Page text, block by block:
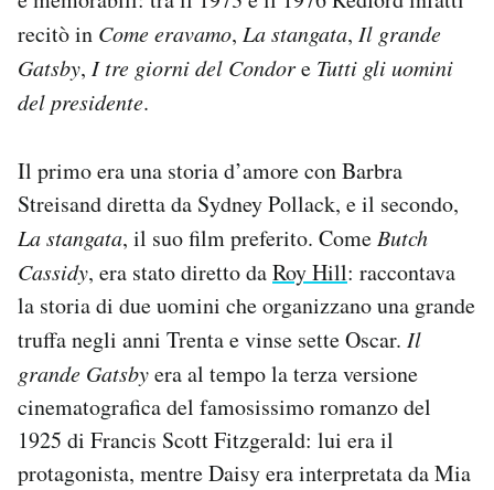
recitò in Come eravamo, La stangata, Il grande
Gatsby, I tre giorni del Condore Tutti gli uomini
del presidente.
Il primo era una storia d’amore con Barbra
Streisand diretta da Sydney Pollack, e il secondo,
La stangata, il suo film preferito. ComeButch
Cassidy, era stato diretto daRoy Hill: raccontava
la storia di due uomini che organizzano una grande
truffa negli anni Trenta e vinse sette Oscar. Il
grande Gatsbyera al tempo la terza versione
cinematografica del famosissimo romanzo del
1925 di Francis Scott Fitzgerald: lui era il
protagonista, mentre Daisy era interpretata da Mia